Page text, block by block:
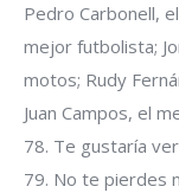
Pedro Carbonell,
mejor futbolista;
motos; Rudy
Juan Campos, el
78. Te gustaría
79. No te pierdes